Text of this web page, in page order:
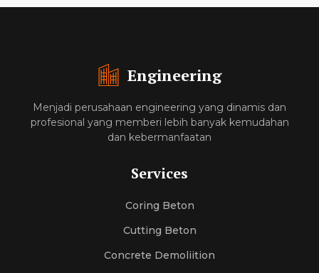
Engineering
Menjadi perusahaan engineering yang dinamis dan
profesional yang memberi lebih banyak kemudahan
dan kebermanfaatan
Services
Coring Beton
Cutting Beton
Concrete Demoliition